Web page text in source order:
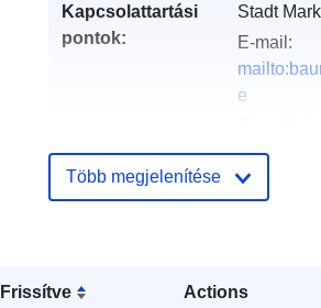
Frissítve Actions
Kapcsolattartási
pontok:
Stadt
E-mail:
e
71706,
URL:
Frissítve:
Több megjelenítése